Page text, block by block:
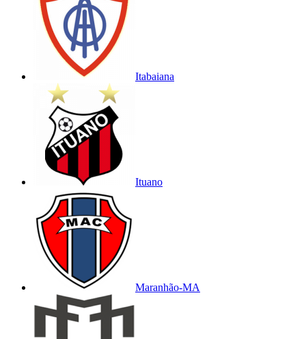
Itabaiana
Ituano
Maranhão-MA